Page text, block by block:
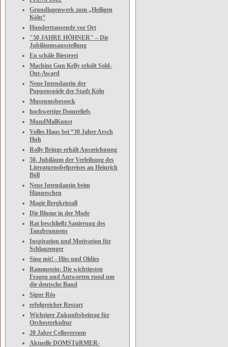
Grundlagenwerk zum „Heiligen
Köln“
Hunderttausende vor Ort
"50 JAHRE HÖHNER" – Die
Jubiläumsausstellung
En schäle Biesterei
Machine Gun Kelly erhält Sold-
Out-Award
Neue Intendantin der
Puppenspiele der Stadt Köln
Museumsbesoeck
hochwertige Domreliefs
MundMalKunst
Volles Haus bei “30 Jahre Arsch
Huh
Rolly Brings erhält Auszeichnung
50. Jubiläum der Verleihung des
Literaturnobelpreises an Heinrich
Böll
Neue Intendantin beim
Hänneschen
Magie Bergkristall
Die Blume in der Mode
Rat beschließt Sanierung des
Tanzbrunnens
Inspiration und Motivation für
Schlagzeuger
Sing mit! - Hits und Oldies
Rammstein: Die wichtigsten
Fragen und Antworten rund um
die deutsche Band
Sigur Rós
erfolgreicher Restart
Wichtiger Zukunftsbeitrag für
Orchesterkultur
20 Jahre Celloversum
Aktuelle DOMSTüRMER-